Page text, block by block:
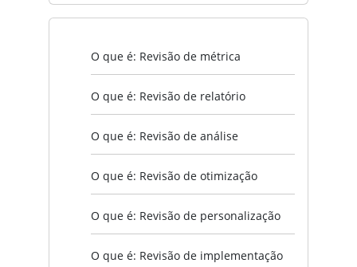
O que é: Revisão de métrica
O que é: Revisão de relatório
O que é: Revisão de análise
O que é: Revisão de otimização
O que é: Revisão de personalização
O que é: Revisão de implementação